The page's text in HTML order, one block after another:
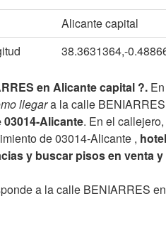
Alicante capital
38.3631364,-
en Alicante capital ?.
llegara la calle
Alicante. En el
de 03014-Alicante ,
y buscar pisos en venta
a la calle BENIARRES